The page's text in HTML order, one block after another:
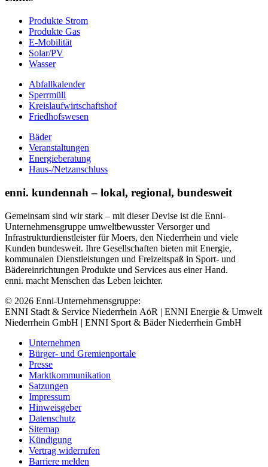
Produkte Strom
Produkte Gas
E-Mobilität
Solar/PV
Wasser
Abfallkalender
Sperrmüll
Kreislaufwirtschaftshof
Friedhofswesen
Bäder
Veranstaltungen
Energieberatung
Haus-/Netzanschluss
enni. kundennah – lokal, regional, bundesweit
Gemeinsam sind wir stark – mit dieser Devise ist die Enni-
Unternehmensgruppe umweltbewusster Versorger und
Infrastrukturdienstleister für Moers, den Niederrhein und viele
Kunden bundesweit. Ihre Gesellschaften bieten mit Energie,
kommunalen Dienstleistungen und Freizeitspaß in Sport- und
Bädereinrichtungen Produkte und Services aus einer Hand.
enni. macht Menschen das Leben leichter.
© 2026 Enni-Unternehmensgruppe:
ENNI Stadt & Service Niederrhein AöR | ENNI Energie & Umwelt
Niederrhein GmbH | ENNI Sport & Bäder Niederrhein GmbH
Unternehmen
Bürger- und Gremienportale
Presse
Marktkommunikation
Satzungen
Impressum
Hinweisgeber
Datenschutz
Sitemap
Kündigung
Vertrag widerrufen
Barriere melden